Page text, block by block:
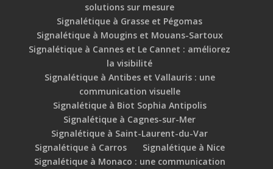
solutions sur mesure
Signalétique à Grasse et Pégomas
Signalétique à Mougins et Mouans-Sartoux
Signalétique à Cannes et Le Cannet : améliorez
la visibilité
Signalétique à Antibes et Vallauris : une
communication visuelle
Signalétique à Biot Sophia Antipolis
Signalétique à Cagnes-sur-Mer
Signalétique à Saint-Laurent-du-Var
Signalétique à Carros
Signalétique à Nice
Signalétique à Monaco : une communication